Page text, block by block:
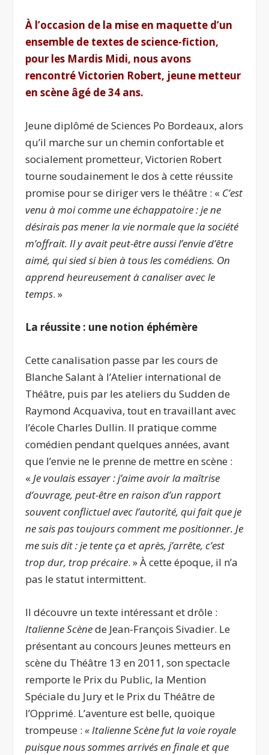
À l’occasion de la mise en maquette d’un
ensemble de textes de science-fiction,
pour les Mardis Midi, nous avons
rencontré Victorien Robert, jeune metteur
en scène âgé de 34 ans.
Jeune diplômé de Sciences Po Bordeaux, alors
qu’il marche sur un chemin confortable et
socialement prometteur, Victorien Robert
tourne soudainement le dos à cette réussite
promise pour se diriger vers le théâtre : « C’est
venu à moi comme une échappatoire : je ne
désirais pas mener la vie normale que la société
m’offrait. Il y avait peut-être aussi l’envie d’être
aimé, qui sied si bien à tous les comédiens. On
apprend heureusement à canaliser avec le
temps. »
La réussite : une notion éphémère
Cette canalisation passe par les cours de
Blanche Salant à l’Atelier international de
Théâtre, puis par les ateliers du Sudden de
Raymond Acquaviva, tout en travaillant avec
l’école Charles Dullin. Il pratique comme
comédien pendant quelques années, avant
que l’envie ne le prenne de mettre en scène :
«Je voulais essayer : j’aime avoir la maîtrise
d’ouvrage, peut-être en raison d’un rapport
souvent conflictuel avec l’autorité, qui fait que je
ne sais pas toujours comment me positionner. Je
me suis dit : je tente ça et après, j’arrête, c’est
trop dur, trop précaire. » À cette époque, il n’a
pas le statut intermittent.
Il découvre un texte intéressant et drôle :
Italienne Scènede Jean-François Sivadier. Le
présentant au concours Jeunes metteurs en
scène du Théâtre 13 en 2011, son spectacle
remporte le Prix du Public, la Mention
Spéciale du Jury et le Prix du Théâtre de
l’Opprimé. L’aventure est belle, quoique
trompeuse :« Italienne Scène fut la voie royale
puisque nous sommes arrivés en finale et que